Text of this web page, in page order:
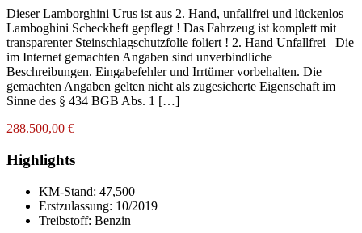
Dieser Lamborghini Urus ist aus 2. Hand, unfallfrei und lückenlos
Lamboghini Scheckheft gepflegt ! Das Fahrzeug ist komplett mit
transparenter Steinschlagschutzfolie foliert ! 2. Hand Unfallfrei Die
im Internet gemachten Angaben sind unverbindliche
Beschreibungen. Eingabefehler und Irrtümer vorbehalten. Die
gemachten Angaben gelten nicht als zugesicherte Eigenschaft im
Sinne des § 434 BGB Abs. 1 […]
288.500,00 €
Highlights
KM-Stand: 47,500
Erstzulassung: 10/2019
Treibstoff: Benzin